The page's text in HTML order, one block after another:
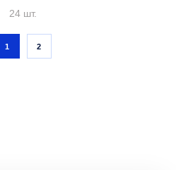
24 шт.
1 2